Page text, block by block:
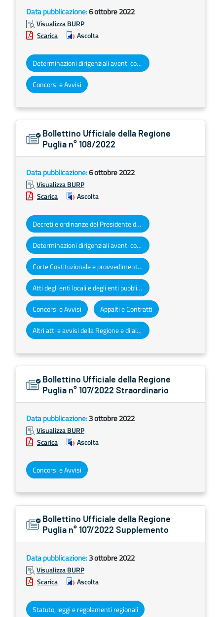
Data pubblicazione:6 ottobre 2022
Visualizza BURP
Scarica
Ascolta
Determinazioni dirigenziali aventi contenuto di interesse generale
Concorsi e Avvisi
Bollettino Ufficiale della Regione
Puglia n° 108/2022
Data pubblicazione:6 ottobre 2022
Visualizza BURP
Scarica
Ascolta
Decreti e ordinanze del Presidente della Giunta regionale
Determinazioni dirigenziali aventi contenuto di interesse generale
Corte Costituzionale e provvedimenti organi giurisdizionali
Atti degli enti locali e degli enti pubblici e privati
Concorsi e Avvisi Appalti e Contratti
Altri atti e avvisi della Regione e di altri enti pubblici che interessano la collettività regionale
Bollettino Ufficiale della Regione
Puglia n° 107/2022 Straordinario
Data pubblicazione:3 ottobre 2022
Visualizza BURP
Scarica
Ascolta
Concorsi e Avvisi
Bollettino Ufficiale della Regione
Puglia n° 107/2022 Supplemento
Data pubblicazione:3 ottobre 2022
Visualizza BURP
Scarica
Ascolta
Statuto, leggi e regolamenti regionali